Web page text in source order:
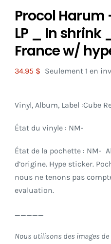
Procol Harum
LP _ In shrink
France w/
34.95 $ Seulement 1 en
Vinyl, Album, Label :Cube
État du vinyle : NM-
État de la pochette : NM-
d’origine. Hype sticker.
nous ne tenons pas
evaluation.
_____
Nous utilisons des images de